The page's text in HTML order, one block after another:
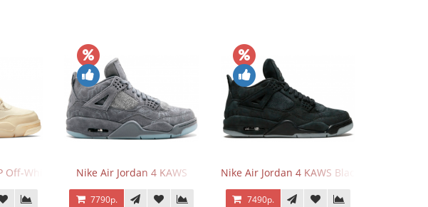
Off-White Sail Nike Air Jordan 4 KAWS
7790р.
Nike Air Jordan 4 KAWS Black
7490р.